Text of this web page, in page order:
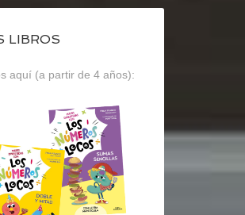
LIBROS
aquí (a partir de 4 años):